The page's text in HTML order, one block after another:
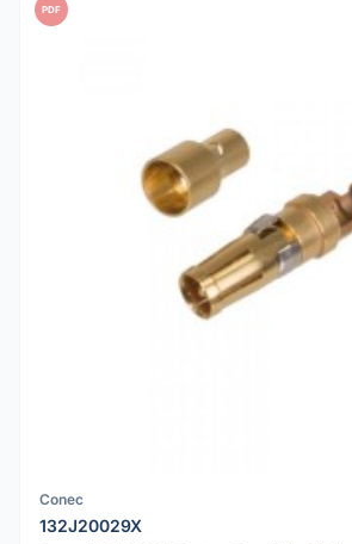
PDF
Conec
132J20029X